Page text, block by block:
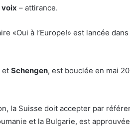
voix – attirance.
«Oui à l’Europe!» est lancée
et Schengen, est bouclée en mai
la Suisse doit accepter par
et la Bulgarie, est